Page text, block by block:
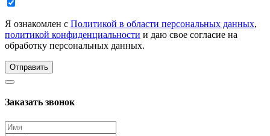
Я ознакомлен с Политикой в области персональных данных,
политикой конфиденциальности и даю свое согласие на
обработку персональных данных.
Отправить
Заказать звонок